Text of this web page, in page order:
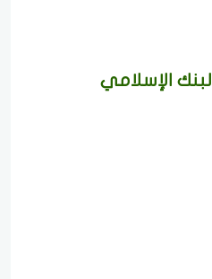
الإسلامي